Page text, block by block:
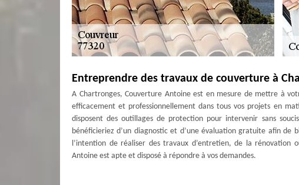
Entreprendre des travaux de couverture à
A Chartronges, Couverture Antoine est en mesure de mettre à
efficacement et professionnellement dans tous vos projets en
disposent des outillages de protection pour intervenir sans
bénéficieriez d’un diagnostic et d’une évaluation gratuite afin de
l’intention de réaliser des travaux d’entretien, de la
Antoine est apte et disposé à répondre à vos demandes.